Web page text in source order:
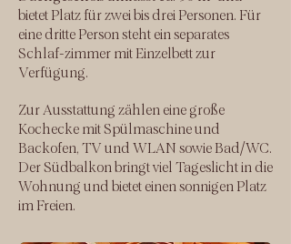
bietet Platz für zwei bis drei Personen. Für
eine dritte Person steht ein separates
Schlaf-zimmer mit Einzelbett zur
Verfügung.
Zur Ausstattung zählen eine große
Kochecke mit Spülmaschine und
Backofen, TV und WLAN sowie Bad/WC.
Der Südbalkon bringt viel Tageslicht in die
Wohnung und bietet einen sonnigen Platz
im Freien.